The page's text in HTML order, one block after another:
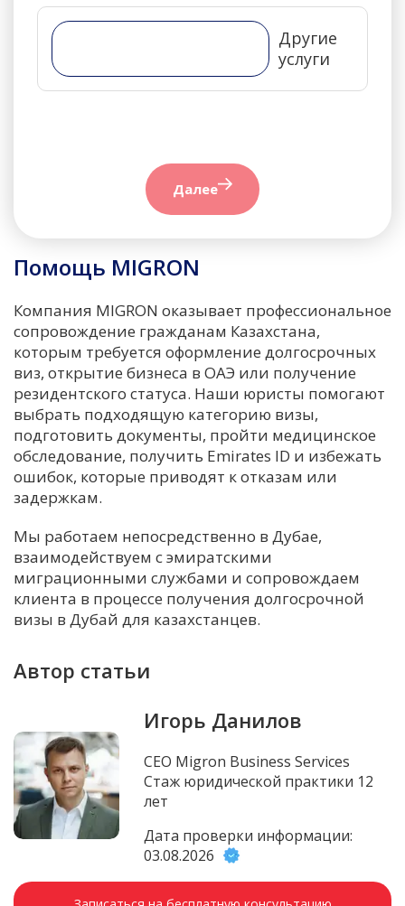
Другие
услуги
Далее
Помощь MIGRON
Компания MIGRON оказывает профессиональное
сопровождение гражданам Казахстана,
которым требуется оформление долгосрочных
виз, открытие бизнеса в ОАЭ или получение
резидентского статуса. Наши юристы помогают
выбрать подходящую категорию визы,
подготовить документы, пройти медицинское
обследование, получить Emirates ID и избежать
ошибок, которые приводят к отказам или
задержкам.
Мы работаем непосредственно в Дубае,
взаимодействуем с эмиратскими
миграционными службами и сопровождаем
клиента в процессе получения долгосрочной
визы в Дубай для казахстанцев.
Автор статьи
Игорь Данилов
CEO Migron Business Services
Стаж юридической практики 12
лет
Дата проверки информации:
03.08.2026